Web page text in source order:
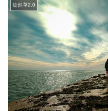
徒然草2.0